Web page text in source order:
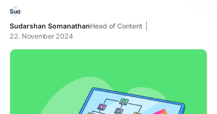
Sudarshan SomanathanHead of Content
22. November 2024